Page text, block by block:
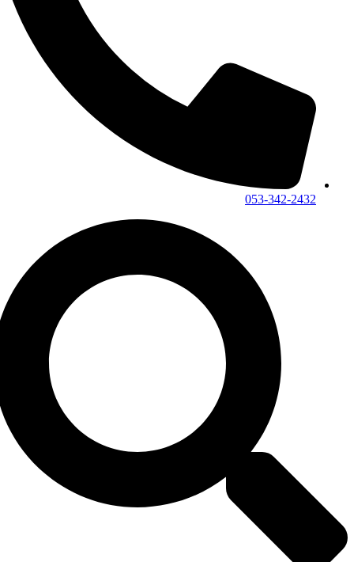
053-342-2432